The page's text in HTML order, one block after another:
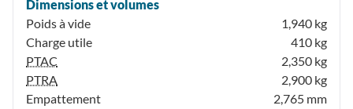
Dimensions et volumes
Poids à vide
1,940 kg
Charge utile
410 kg
PTAC
2,350 kg
PTRA
2,900 kg
Empattement
2,765 mm